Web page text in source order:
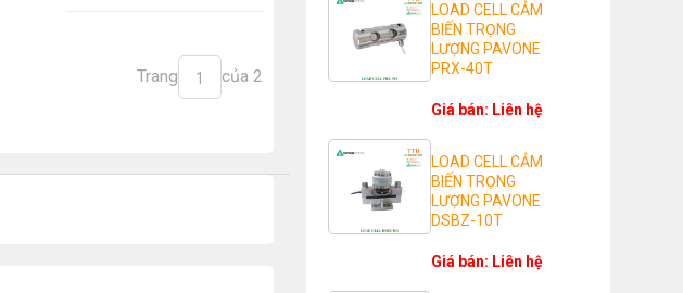
Trang 1 của 2
LOAD CELL CẢM
BIẾN TRỌNG
LƯỢNG PAVONE
PRX-40T
Giá bán: Liên hệ
LOAD CELL CẢM
BIẾN TRỌNG
LƯỢNG PAVONE
DSBZ-10T
Giá bán: Liên hệ